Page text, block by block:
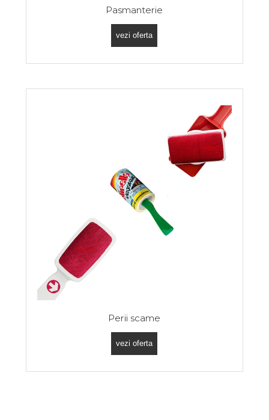
Pasmanterie
vezi oferta
Perii scame
vezi oferta